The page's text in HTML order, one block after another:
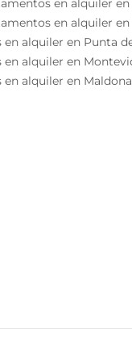
consultar al
arquitectónicas y
en alquiler
en alquiler
en alquiler en Punta
en alquiler en
en alquiler en